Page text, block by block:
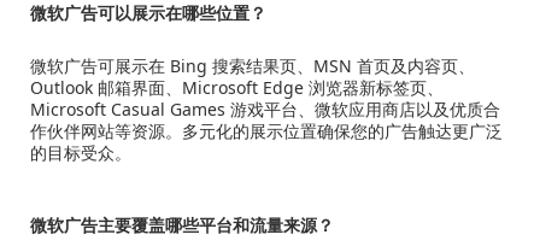
微软广告可以展示在哪些位置？
微软广告可展示在 Bing 搜索结果页、MSN 首页及内容页、
Outlook 邮箱界面、Microsoft Edge 浏览器新标签页、
Microsoft Casual Games 游戏平台、微软应用商店以及优质合
作伙伴网站等资源。多元化的展示位置确保您的广告触达更广泛
的目标受众。
微软广告主要覆盖哪些平台和流量来源？